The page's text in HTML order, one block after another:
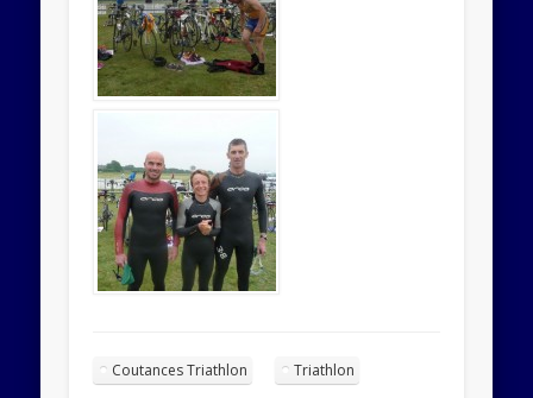
Coutances Triathlon Triathlon